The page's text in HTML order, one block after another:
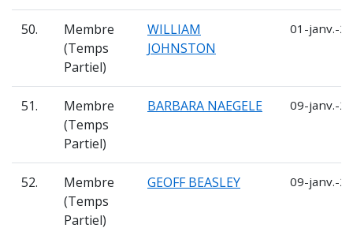
50.
Membre
(Temps
Partiel)
WILLIAM
JOHNSTON
01-janv.-
51.
Membre
(Temps
Partiel)
BARBARA NAEGELE 09-janv.-
52.
Membre
(Temps
Partiel)
GEOFF BEASLEY 09-janv.-